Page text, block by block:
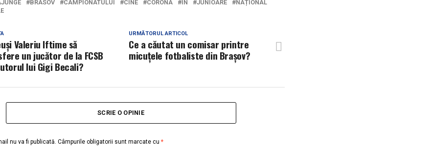
BRASOV CAMPIONATULUI CINE CORONA ÎN JUNIOARE
NAȚIONAL
URMĂTORUL ARTICOL
Ce a căutat un comisar printre
micuțele fotbaliste din Brașov?
Valeriu Iftime să
un jucător de la FCSB
lui Gigi Becali?
SCRIE O OPINIE
nu va fi publicată. Câmpurile obligatorii sunt marcate cu *